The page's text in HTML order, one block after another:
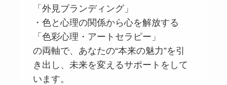
「外見ブランディング」
・色と心理の関係から心を解放する
「色彩心理・アートセラピー」
の両軸で、あなたの“本来の魅力”を引
き出し、未来を変えるサポートをして
います。